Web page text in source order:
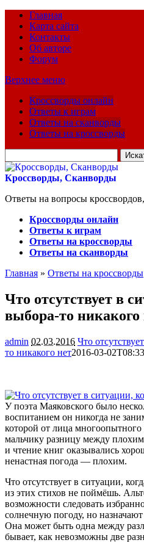
Главная
Карта сайта
Контакты
Об авторе
Форум
Верхнее меню
Кроссворды онлайн
Ответы к играм
Ответы на сканворды
Ответы на кроссворды
для:
Кроссворды, Сканворды
Ответы на вопросы
Кроссворды онлайн
Ответы к играм
Ответы на кроссворды
Ответы на сканворды
Главная » Ответы на кроссворды
Что отсутствует в
выбора-то никакого
admin 02.03.2016 Что
то никакого нет2016-03-
У поэта Маяковского было
воспитанием он никогда не
которой от лица многоопытного
мальчику разницу между
и чтение книг оказывались
ненастная погода — плохим.
Что отсутствует в ситуации,
из этих стихов не поймёшь.
возможности следовать
солнечную погоду, но
Она может быть одна между
бывает, как невозможны две